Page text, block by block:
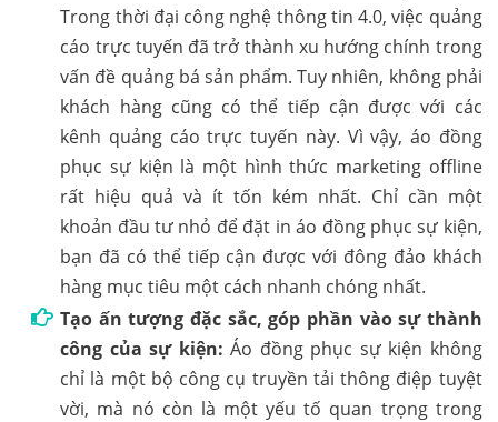
Trong thời đại công nghệ thông tin 4.0, việc quảng
cáo trực tuyến đã trở thành xu hướng chính trong
vấn đề quảng bá sản phẩm. Tuy nhiên, không phải
khách hàng cũng có thể tiếp cận được với các
kênh quảng cáo trực tuyến này. Vì vậy, áo đồng
phục sự kiện là một hình thức marketing offline
rất hiệu quả và ít tốn kém nhất. Chỉ cần một
khoản đầu tư nhỏ để đặt in áo đồng phục sự kiện,
bạn đã có thể tiếp cận được với đông đảo khách
hàng mục tiêu một cách nhanh chóng nhất.
Tạo ấn tượng đặc sắc, góp phần vào sự thành
công của sự kiện: Áo đồng phục sự kiện không
chỉ là một bộ công cụ truyền tải thông điệp tuyệt
vời, mà nó còn là một yếu tố quan trọng trong